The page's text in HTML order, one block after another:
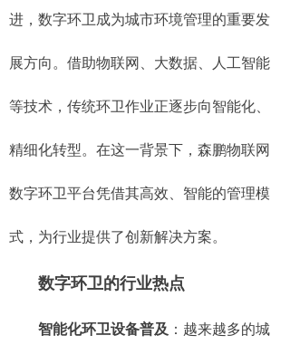
进，数字环卫成为城市环境管理的重要发
展方向。借助物联网、大数据、人工智能
等技术，传统环卫作业正逐步向智能化、
精细化转型。在这一背景下，森鹏物联网
数字环卫平台凭借其高效、智能的管理模
式，为行业提供了创新解决方案。
数字环卫的行业热点
智能化环卫设备普及 ：越来越多的城